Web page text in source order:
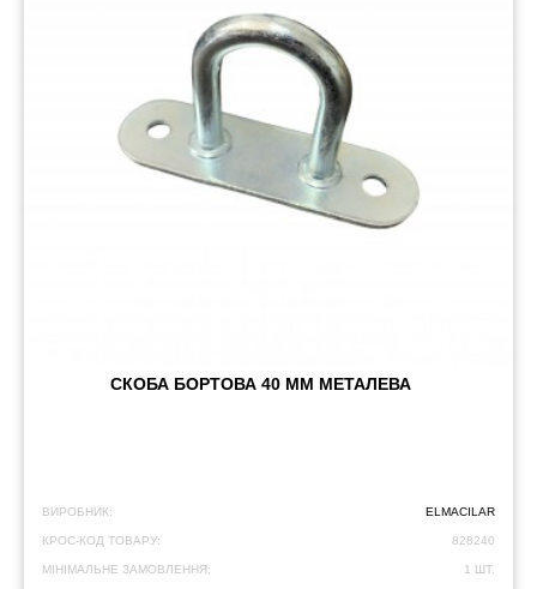
СКОБА БОРТОВА 40 ММ МЕТАЛЕВА
ВИРОБНИК: ELMACILAR
КРОС-КОД ТОВАРУ: 828240
МІНІМАЛЬНЕ ЗАМОВЛЕННЯ: 1 ШТ.